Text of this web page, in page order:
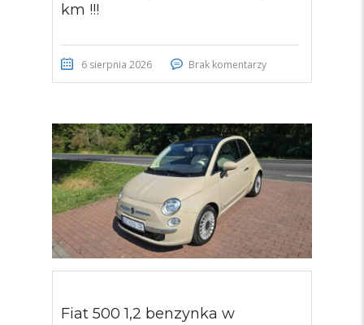
km !!!
6 sierpnia 2026 Brak komentarzy
Fiat 500 1,2 benzynka w